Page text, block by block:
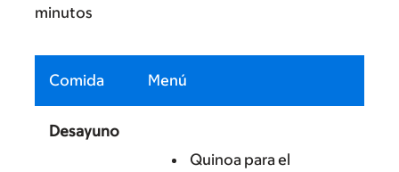
minutos
Comida Menú
Desayuno
Quinoa para el